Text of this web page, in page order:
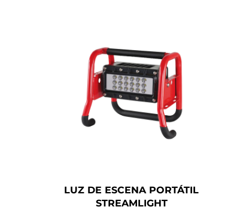
LUZ DE ESCENA PORTÁTIL
STREAMLIGHT